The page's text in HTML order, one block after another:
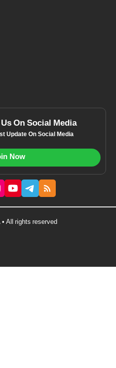
On Social Media
Update On Social Media
Now
All rights reserved